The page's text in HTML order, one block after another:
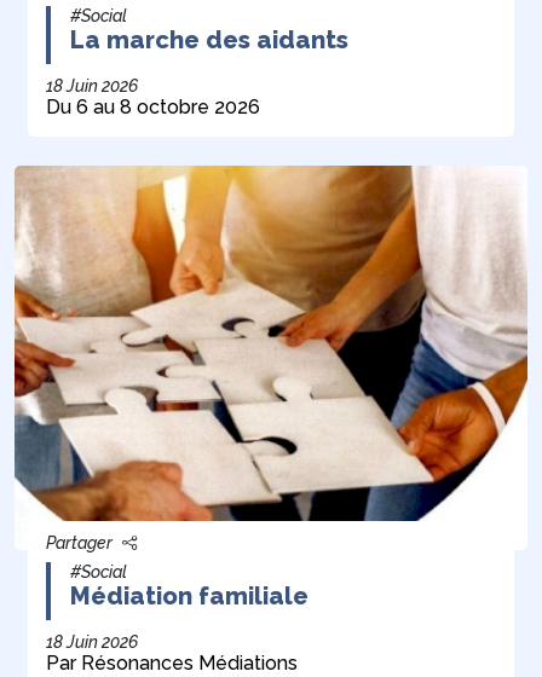
#Social
La marche des aidants
18 Juin 2026
Du 6 au 8 octobre 2026
Partager
#Social
Médiation familiale
18 Juin 2026
Par Résonances Médiations